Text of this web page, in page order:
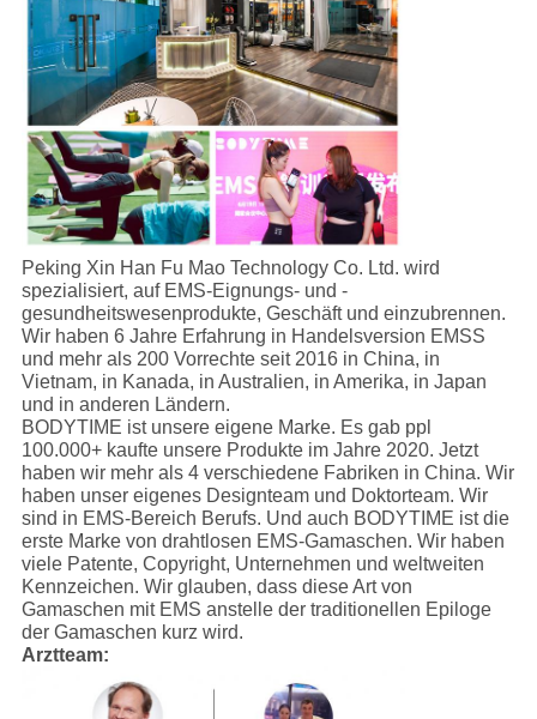
Peking Xin Han Fu Mao Technology Co. Ltd. wird
spezialisiert, auf EMS-Eignungs- und -
gesundheitswesenprodukte, Geschäft und einzubrennen.
Wir haben 6 Jahre Erfahrung in Handelsversion EMSS
und mehr als 200 Vorrechte seit 2016 in China, in
Vietnam, in Kanada, in Australien, in Amerika, in Japan
und in anderen Ländern.
BODYTIME ist unsere eigene Marke. Es gab ppl
100.000+ kaufte unsere Produkte im Jahre 2020. Jetzt
haben wir mehr als 4 verschiedene Fabriken in China. Wir
haben unser eigenes Designteam und Doktorteam. Wir
sind in EMS-Bereich Berufs. Und auch BODYTIME ist die
erste Marke von drahtlosen EMS-Gamaschen. Wir haben
viele Patente, Copyright, Unternehmen und weltweiten
Kennzeichen. Wir glauben, dass diese Art von
Gamaschen mit EMS anstelle der traditionellen Epiloge
der Gamaschen kurz wird.
Arztteam: